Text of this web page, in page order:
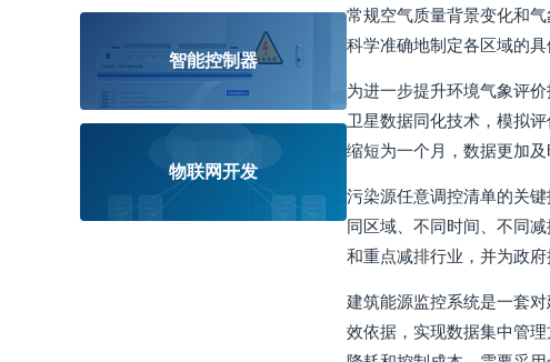
智能控制器
物联网开发
常规空气质量背景变化和
科学准确地制定各区域的具
为进一步提升环境气象评
卫星数据同化技术，模拟
缩短为一个月，数据更加
污染源任意调控清单的关
同区域、不同时间、不同
和重点减排行业，并为政
建筑能源监控系统是一套
效依据，实现数据集中管